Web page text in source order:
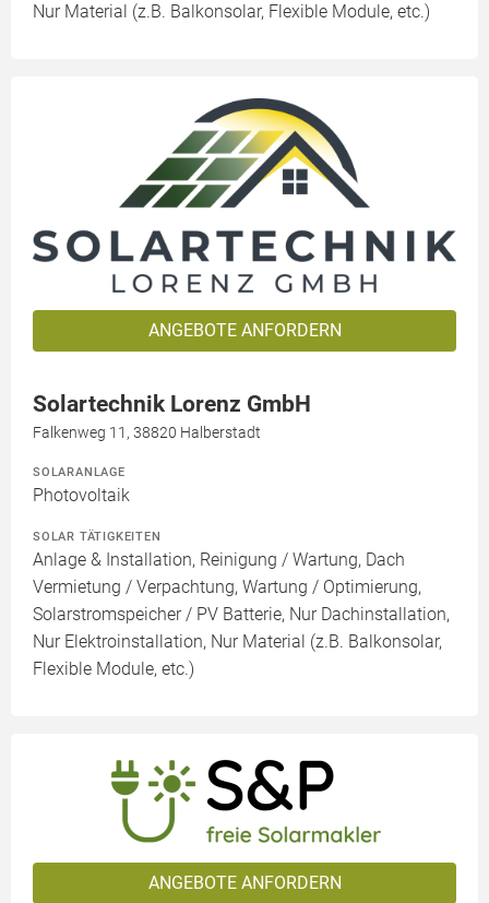
Nur Material (z.B. Balkonsolar, Flexible Module, etc.)
ANGEBOTE ANFORDERN
Solartechnik Lorenz GmbH
Falkenweg 11, 38820 Halberstadt
SOLARANLAGE
Photovoltaik
SOLAR TÄTIGKEITEN
Anlage & Installation, Reinigung / Wartung, Dach
Vermietung / Verpachtung, Wartung / Optimierung,
Solarstromspeicher / PV Batterie, Nur Dachinstallation,
Nur Elektroinstallation, Nur Material (z.B. Balkonsolar,
Flexible Module, etc.)
ANGEBOTE ANFORDERN